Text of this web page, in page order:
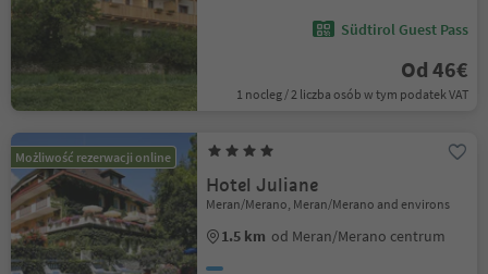
Südtirol Guest Pass
Od 46€
1 nocleg / 2 liczba osób w tym podatek VAT
Możliwość rezerwacji online
Hotel Juliane
Meran/Merano, Meran/Merano and environs
1.5 km od Meran/Merano centrum